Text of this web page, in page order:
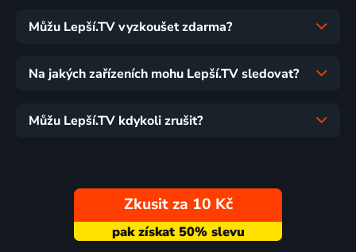
Můžu Lepší.TV vyzkoušet zdarma?
Na jakých zařízeních mohu Lepší.TV sledovat?
Můžu Lepší.TV kdykoli zrušit?
Zkusit za 10 Kč